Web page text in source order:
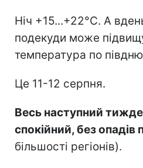
Ніч +15...+22°C. А
подекуди може
температура по
Це 11-12 серпня.
Весь наступний
спокійний, без опадів
більшості регіонів).